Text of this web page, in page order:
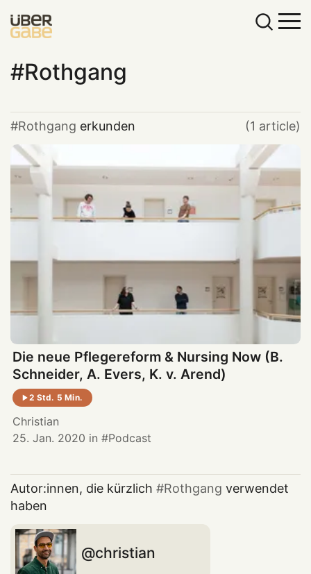
Rothgang
Rothgang erkunden (1 article)
Die neue Pflegereform & Nursing Now (B.
Schneider, A. Evers, K. v. Arend)
2 Std. 5 Min.
Christian
25. Jan. 2020 in Podcast
Autor:innen, die kürzlich Rothgang verwendet
haben
christian